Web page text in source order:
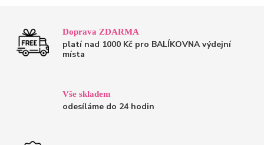
Doprava ZDARMA
platí nad 1000 Kč pro BALÍKOVNA výdejní
místa
Vše skladem
odesíláme do 24 hodin